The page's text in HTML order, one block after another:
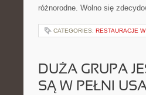
różnorodne. Wolno się
CATEGORIES: RESTAURACJE
DUŻA GRUPA
SĄ W PEŁNI